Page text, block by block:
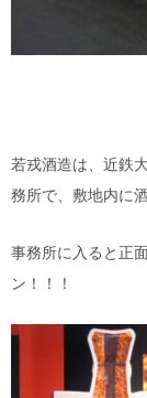
若戎酒造は、近鉄
務所で、敷地内に
事務所に入ると正
ン！！！